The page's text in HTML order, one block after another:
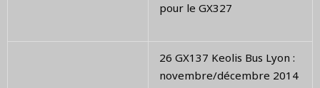
pour le GX327
26 GX137 Keolis Bus Lyon :
novembre/décembre 2014